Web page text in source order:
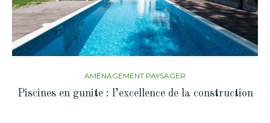
AMÉNAGEMENT PAYSAGER
Piscines en gunite : l’excellence de la construction